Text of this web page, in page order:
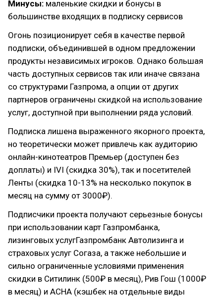
Минусы: маленькие скидки и бонусы в
большинстве входящих в подписку сервисов
Огонь позиционирует себя в качестве первой
подписки, объединившей в одном предложении
продукты независимых игроков. Однако большая
часть доступных сервисов так или иначе связана
со структурами Газпрома, а опции от других
партнеров ограничены скидкой на использование
услуг, доступной при выполнении ряда условий.
Подписка лишена выраженного якорного проекта,
но теоретически может привлечь как аудиторию
онлайн-кинотеатров Премьер (доступен без
доплаты) и IVI (скидка 30%), так и посетителей
Ленты (скидка 10-13% на несколько покупок в
месяц на сумму от 3000₽).
Подписчики проекта получают серьезные бонусы
при использовании карт Газпромбанка,
лизинговых услугГазпромбанк Автолизинга и
страховых услуг Согаза, а также небольшие и
сильно ограниченные условиями применения
скидки в Ситилинк (500₽ в месяц), Рив Гош (1000₽
в месяц) и АСНА (кэшбек на отдельные виды